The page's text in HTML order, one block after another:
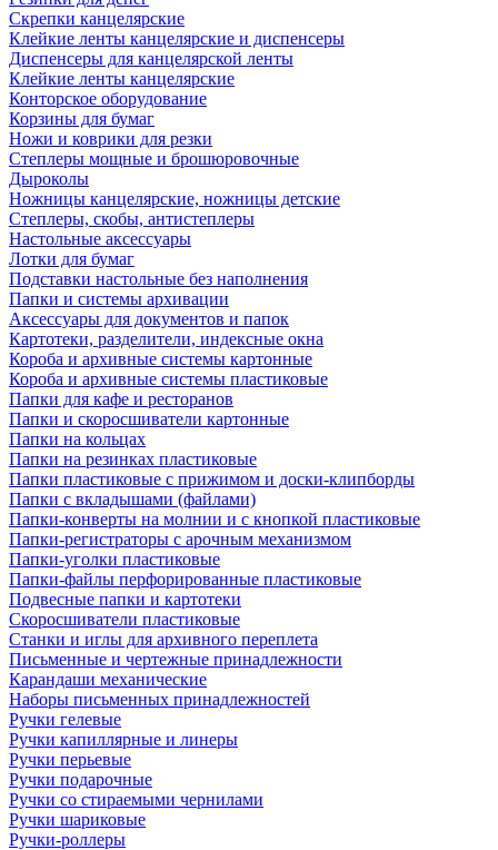
Скрепки канцелярские
Клейкие ленты канцелярские и диспенсеры
Диспенсеры для канцелярской ленты
Клейкие ленты канцелярские
Конторское оборудование
Корзины для бумаг
Ножи и коврики для резки
Степлеры мощные и брошюровочные
Дыроколы
Ножницы канцелярские, ножницы детские
Степлеры, скобы, антистеплеры
Настольные аксессуары
Лотки для бумаг
Подставки настольные без наполнения
Папки и системы архивации
Аксессуары для документов и папок
Картотеки, разделители, индексные окна
Короба и архивные системы картонные
Короба и архивные системы пластиковые
Папки для кафе и ресторанов
Папки и скоросшиватели картонные
Папки на кольцах
Папки на резинках пластиковые
Папки пластиковые с прижимом и доски-клипборды
Папки с вкладышами (файлами)
Папки-конверты на молнии и с кнопкой пластиковые
Папки-регистраторы с арочным механизмом
Папки-уголки пластиковые
Папки-файлы перфорированные пластиковые
Подвесные папки и картотеки
Скоросшиватели пластиковые
Станки и иглы для архивного переплета
Письменные и чертежные принадлежности
Карандаши механические
Наборы письменных принадлежностей
Ручки гелевые
Ручки капиллярные и линеры
Ручки перьевые
Ручки подарочные
Ручки со стираемыми чернилами
Ручки шариковые
Ручки-роллеры